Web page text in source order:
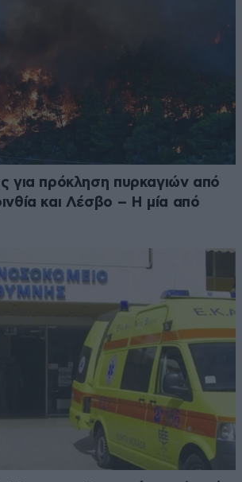
για πρόκληση πυρκαγιών από
και Λέσβο – Η μία από